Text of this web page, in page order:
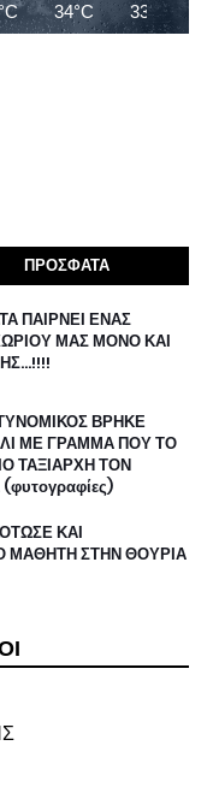
34°C 33°C
ΠΡΟΣΦΑΤΑ
ΠΑΙΡΝΕΙ ΕΝΑΣ
ΜΑΣ ΜΟΝΟ ΚΑΙ
ΒΡΗΚΕ
ΜΕ ΓΡΑΜΜΑ ΠΟΥ ΤΟ
ΤΑΞΙΑΡΧΗ ΤΟΝ
ΚΑΙ
ΜΑΘΗΤΗ ΣΤΗΝ ΘΟΥΡΙΑ